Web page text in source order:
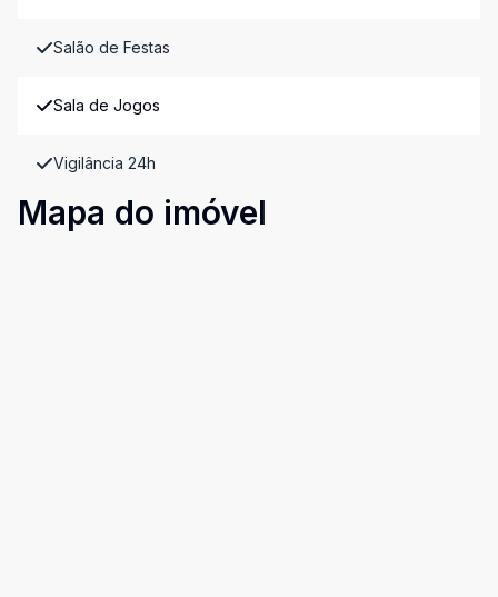
Salão de Festas
Sala de Jogos
Vigilância 24h
Mapa do imóvel